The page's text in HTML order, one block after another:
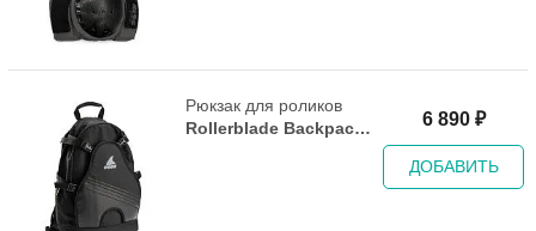
Рюкзак для роликов
Rollerblade Backpack
6 890₽
ДОБАВИТЬ